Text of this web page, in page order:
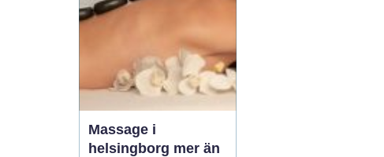
trots att rätt behandling
o...
Massage i
helsingborg mer än